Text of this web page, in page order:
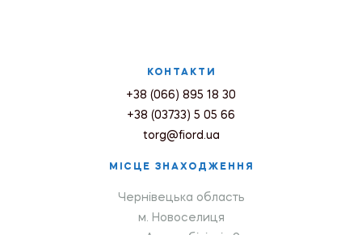
КОНТАКТИ
+38 (066) 895 18 30
+38 (03733) 5 05 66
torg@fiord.ua
МІСЦЕ ЗНАХОДЖЕННЯ
Чернівецька область
м. Новоселиця